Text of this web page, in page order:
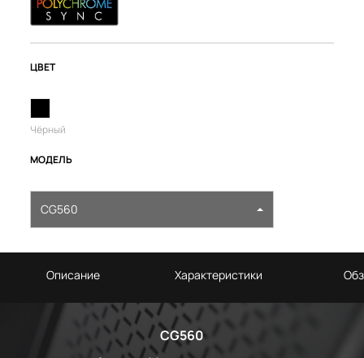
ЦВЕТ
Чёрный
МОДЕЛЬ
CG560
Описание Характеристики
CG560